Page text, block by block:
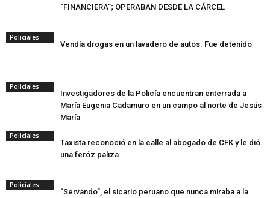
“FINANCIERA”; OPERABAN DESDE LA CÁRCEL
Policiales
Vendía drogas en un lavadero de autos. Fue detenido
Policiales
Investigadores de la Policía encuentran enterrada a
María Eugenia Cadamuro en un campo al norte de Jesús
María
Policiales
Taxista reconoció en la calle al abogado de CFK y le dió
una feróz paliza
Policiales
“Servando”, el sicario peruano que nunca miraba a la